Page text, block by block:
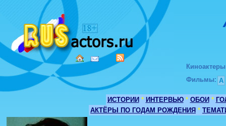
Киноактеры
Фильмы: А
ИСТОРИИ * ИНТЕРВЬЮ * ОБОИ *
АКТЁРЫ ПО ГОДАМ РОЖДЕНИЯ *